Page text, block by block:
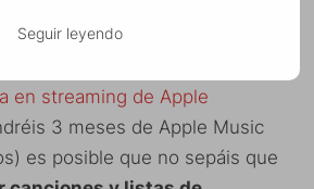
en streaming de Apple
3 meses de Apple Music
es posible que no sepáis que
Seguir leyendo